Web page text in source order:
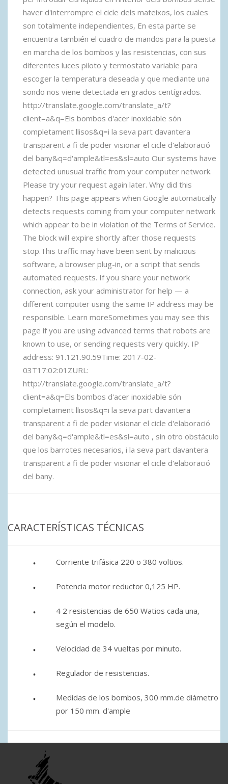
haver d'interrompre el cicle dels mateixos, los cuales
son totalmente independientes, En esta parte se
encuentra también el cuadro de mandos para la puesta
en marcha de los bombos y las resistencias, con sus
diferentes luces piloto y termostato variable para
escoger la temperatura deseada y que mediante una
sondo nos viene detectada en grados centígrados.
http://translate.google.com/translate_a/t?
client=a&q=Els bombos d'acer inoxidable són
completament llisos&q=i la seva part davantera
transparent a fi de poder visionar el cicle d'elaboració
del bany&q=d'ample&tl=es&sl=auto Our systems have
detected unusual traffic from your computer network.
Please try your request again later. Why did this
happen? This page appears when Google automatically
detects requests coming from your computer network
which appear to be in violation of the Terms of Service.
The block will expire shortly after those requests
stop.This traffic may have been sent by malicious
software, a browser plug-in, or a script that sends
automated requests. If you share your network
connection, ask your administrator for help — a
different computer using the same IP address may be
responsible. Learn moreSometimes you may see this
page if you are using advanced terms that robots are
known to use, or sending requests very quickly. IP
address: 91.121.90.59Time: 2017-02-
03T17:02:01ZURL:
http://translate.google.com/translate_a/t?
client=a&q=Els bombos d'acer inoxidable són
completament llisos&q=i la seva part davantera
transparent a fi de poder visionar el cicle d'elaboració
del bany&q=d'ample&tl=es&sl=auto , sin otro obstáculo
que los barrotes necesarios, i la seva part davantera
transparent a fi de poder visionar el cicle d'elaboració
del bany.
CARACTERÍSTICAS TÉCNICAS
Corriente trifásica 220 o 380 voltios.
Potencia motor reductor 0,125 HP.
4 2 resistencias de 650 Watios cada una,
según el modelo.
Velocidad de 34 vueltas por minuto.
Regulador de resistencias.
Medidas de los bombos, 300 mm.de diámetro
por 150 mm. d'ample